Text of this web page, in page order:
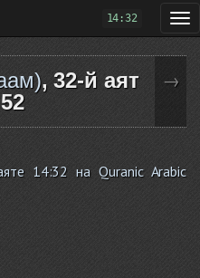
14:32
, 32-й аят
→
14:32 на Quranic Arabic